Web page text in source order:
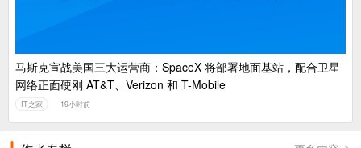
马斯克宣战美国三大运营商：SpaceX 将部署地面基站，配合卫星
网络正面硬刚 AT&T、Verizon 和 T-Mobile
IT之家 19小时前